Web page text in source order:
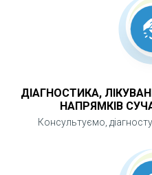
ДІАГНОСТИКА,
НАПРЯМКІВ
Консультуємо,